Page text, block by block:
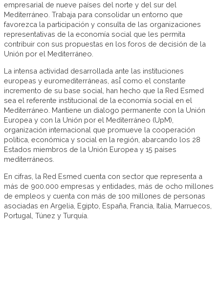
empresarial de nueve países del norte y del sur del
Mediterráneo. Trabaja para consolidar un entorno que
favorezca la participación y consulta de las organizaciones
representativas de la economía social que les permita
contribuir con sus propuestas en los foros de decisión de la
Unión por el Mediterráneo.
La intensa actividad desarrollada ante las instituciones
europeas y euromediterráneas, así́ como el constante
incremento de su base social, han hecho que la Red Esmed
sea el referente institucional de la economía social en el
Mediterráneo. Mantiene un dialogo permanente con la Unión
Europea y con la Unión por el Mediterráneo (UpM),
organización internacional que promueve la cooperación
política, económica y social en la región, abarcando los 28
Estados miembros de la Unión Europea y 15 países
mediterráneos.
En cifras, la Red Esmed cuenta con sector que representa a
más de 900.000 empresas y entidades, más de ocho millones
de empleos y cuenta con más de 100 millones de personas
asociadas en Argelia, Egipto, España, Francia, Italia, Marruecos,
Portugal, Túnez y Turquía.